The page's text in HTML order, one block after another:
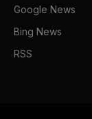
Google News
Bing News
RSS